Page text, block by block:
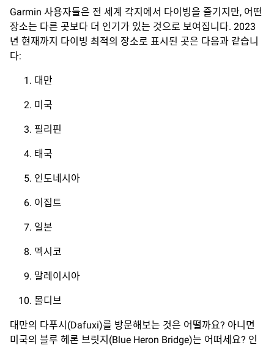
Garmin 사용자들은 전 세계 각지에서 다이빙을 즐기지만, 어떤
장소는 다른 곳보다 더 인기가 있는 것으로 보여집니다. 2023
년 현재까지 다이빙 최적의 장소로 표시된 곳은 다음과 같습니
다:
대만
미국
필리핀
태국
인도네시아
이집트
일본
멕시코
말레이시아
몰디브
대만의 다푸시(Dafuxi)를 방문해보는 것은 어떨까요? 아니면
미국의 블루 헤론 브릿지(Blue Heron Bridge)는 어떠세요? 인